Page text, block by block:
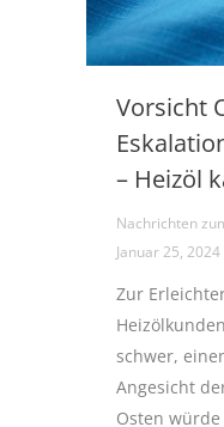
Vorsicht
– Heizöl
Nachrichten
Januar 25, 2024
Zur
schwer,
Angesicht
Osten